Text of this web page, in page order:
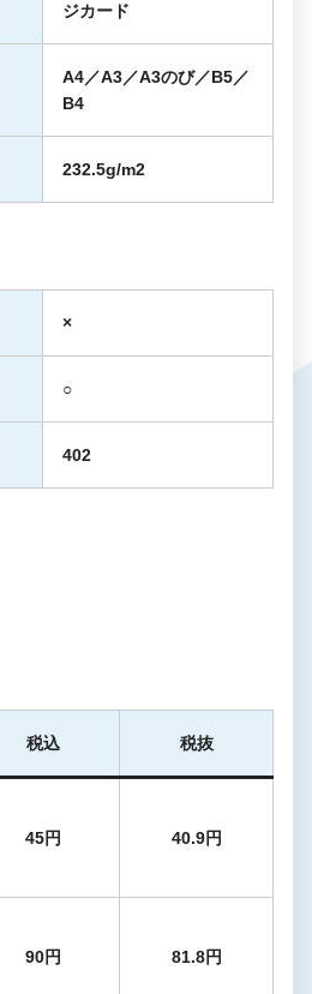
ジカード
A4／A3／A3のび／B5／
B4
232.5g/m2
×
○
402
税込 税抜
45円 40.9円
90円 81.8円